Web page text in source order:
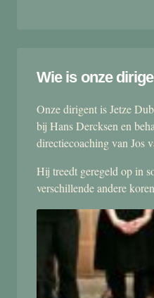
Wie is onze
Onze dirigent is Jetze
bij Hans Dercksen en
directiecoaching van Jos
Hij treedt geregeld op in
verschillende andere